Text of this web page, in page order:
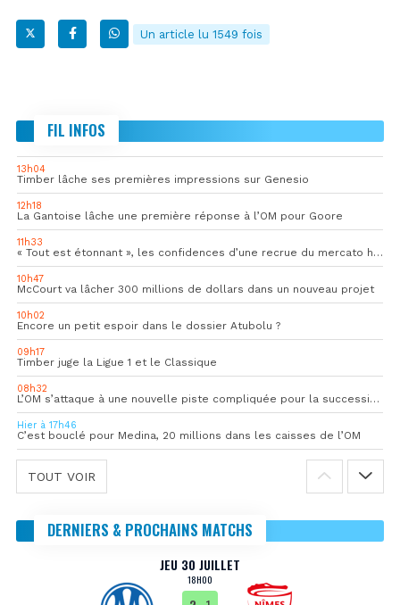
Un article lu 1549 fois
FIL INFOS
13h04
Timber lâche ses premières impressions sur Genesio
12h18
La Gantoise lâche une première réponse à l’OM pour Goore
11h33
« Tout est étonnant », les confidences d’une recrue du mercato hivernal de l’OM
10h47
McCourt va lâcher 300 millions de dollars dans un nouveau projet
10h02
Encore un petit espoir dans le dossier Atubolu ?
09h17
Timber juge la Ligue 1 et le Classique
08h32
L’OM s’attaque à une nouvelle piste compliquée pour la succession de Rulli
Hier à 17h46
C’est bouclé pour Medina, 20 millions dans les caisses de l’OM
TOUT VOIR
DERNIERS & PROCHAINS MATCHS
JEU 30 JUILLET
18H00